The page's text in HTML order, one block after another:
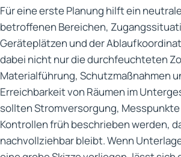
Für eine erste Planung hilft ein
betroffenen Bereichen,
Geräteplätzen und der
dabei nicht nur die durchfeuchteten
Materialführung, Schutzmaßnahmen
Erreichbarkeit von Räumen im
sollten Stromversorgung,
Kontrollen früh beschrieben werden,
nachvollziehbar bleibt. Wenn